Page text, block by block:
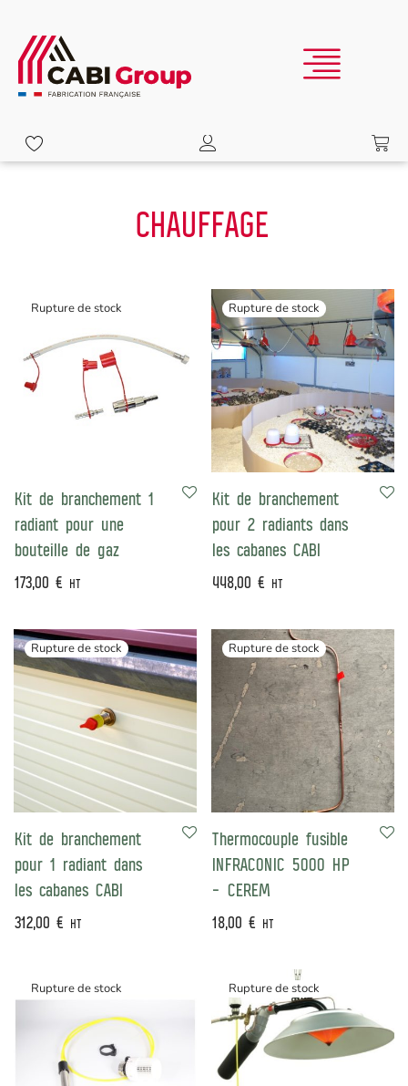
CHAUFFAGE
Kit de branchement 1
radiant pour une
bouteille de gaz
173,00€ HT
Kit de branchement
pour 2 radiants dans
les cabanes CABI
448,00€ HT
Kit de branchement
pour 1 radiant dans
les cabanes CABI
312,00€ HT
Thermocouple fusible
INFRACONIC 5000 HP
– CEREM
18,00€ HT